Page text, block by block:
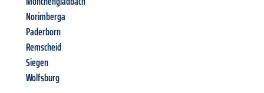
Norimberga
Paderborn
Remscheid
Siegen
Wolfsburg